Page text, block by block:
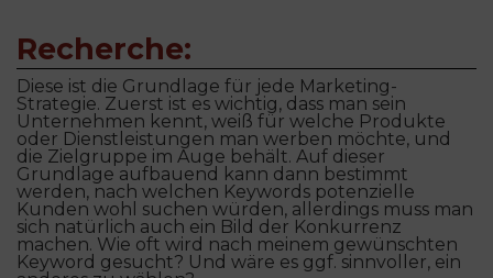
Recherche:
Diese ist die Grundlage für jede Marketing-
Strategie. Zuerst ist es wichtig, dass man sein
Unternehmen kennt, weiß für welche Produkte
oder Dienstleistungen man werben möchte, und
die Zielgruppe im Auge behält. Auf dieser
Grundlage aufbauend kann dann bestimmt
werden, nach welchen Keywords potenzielle
Kunden wohl suchen würden, allerdings muss man
sich natürlich auch ein Bild der Konkurrenz
machen. Wie oft wird nach meinem gewünschten
Keyword gesucht? Und wäre es ggf. sinnvoller, ein